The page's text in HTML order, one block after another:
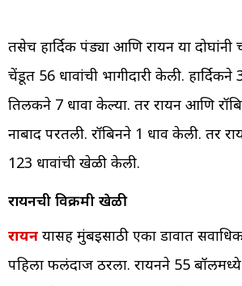
तसेच हार्दिक पंड्या आणि रायन या दोघांनी
चेंडूत 56 धावांची भागीदारी केली. हार्दिकने
तिलकने 7 धावा केल्या. तर रायन आणि
नाबाद परतली. रॉबिनने 1 धाव केली. तर
123 धावांची खेळी केली.
रायनची विक्रमी खेळी
रायन यासह मुंबईसाठी एका डावात
पहिला फलंदाज ठरला. रायनने 55